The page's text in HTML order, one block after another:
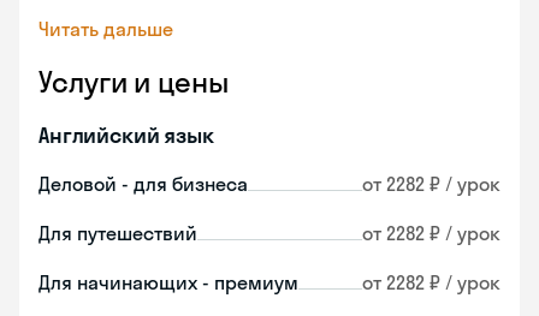
Читать дальше
Услуги и цены
Английский язык
Деловой - для бизнеса от 2282 ₽ / урок
Для путешествий от 2282 ₽ / урок
Для начинающих - премиум от 2282 ₽ / урок